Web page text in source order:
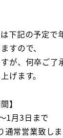
下記の予定で
すので、
が、何卒ご了
げます。
】
1月3日まで
常営業致しま